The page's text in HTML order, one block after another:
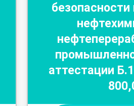
аттестации
800